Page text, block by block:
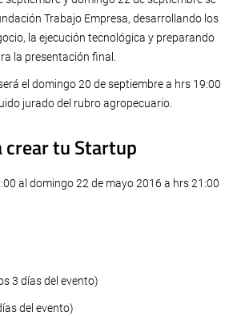
Trabajo Empresa, desarrollando los
la ejecución tecnológica y preparando
la presentación final.
el domingo 20 de septiembre a hrs 19:00
jurado del rubro agropecuario.
crear tu Startup
al domingo 22 de mayo 2016 a hrs 21:00
3 días del evento)
del evento)